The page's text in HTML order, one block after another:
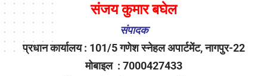
संजय कुमार बघेल
संपादक
प्रधान कार्यालय : 101/5 गणेश स्नेहल अपार्टमेंट, नागपुर-22
मोबाइल : 7000427433